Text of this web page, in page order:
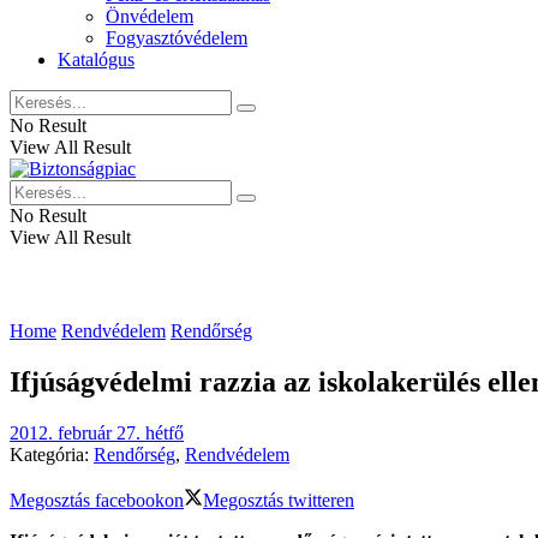
Önvédelem
Fogyasztóvédelem
Katalógus
No Result
View All Result
No Result
View All Result
Home Rendvédelem Rendőrség
Ifjúságvédelmi razzia az iskolakerülés
2012. február 27. hétfő
Kategória: Rendőrség, Rendvédelem
Megosztás facebookon
Megosztás twitteren